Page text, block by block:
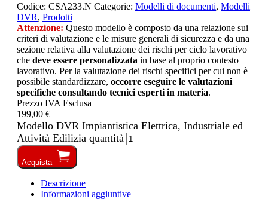
Codice: CSA233.N Categorie: Modelli di documenti, Modelli
DVR, Prodotti
Attenzione: Questo modello è composto da una relazione sui
criteri di valutazione e le misure generali di sicurezza e da una
sezione relativa alla valutazione dei rischi per ciclo lavorativo
che deve essere personalizzata in base al proprio contesto
lavorativo. Per la valutazione dei rischi specifici per cui non è
possibile standardizzare, occorre eseguire le valutazioni
specifiche consultando tecnici esperti in materia.
Prezzo IVA Esclusa
199,00 €
Modello DVR Impiantistica Elettrica, Industriale ed
Attività Edilizia quantità
Acquista
Descrizione
Informazioni aggiuntive